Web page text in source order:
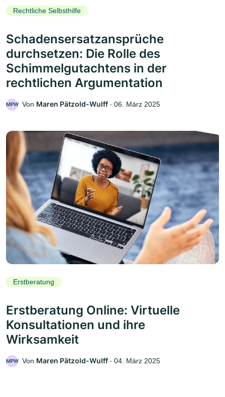
Rechtliche Selbsthilfe
Schadensersatzansprüche
durchsetzen: Die Rolle des
Schimmelgutachtens in der
rechtlichen Argumentation
MPW Von Maren Pätzold-Wulff ‧ 06. März 2025
Erstberatung
Erstberatung Online: Virtuelle
Konsultationen und ihre
Wirksamkeit
MPW Von Maren Pätzold-Wulff ‧ 04. März 2025